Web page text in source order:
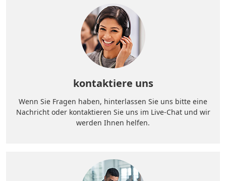
kontaktiere uns
Wenn Sie Fragen haben, hinterlassen Sie uns bitte eine
Nachricht oder kontaktieren Sie uns im Live-Chat und wir
werden Ihnen helfen.